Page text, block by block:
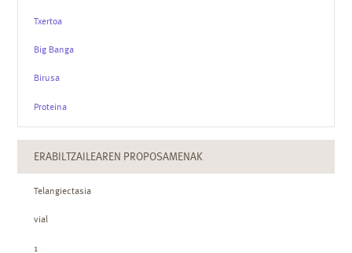
Txertoa
Big Banga
Birusa
Proteina
ERABILTZAILEAREN PROPOSAMENAK
Telangiectasia
vial
1